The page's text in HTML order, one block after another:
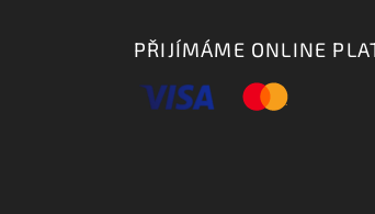
PŘIJÍMÁME ONLINE